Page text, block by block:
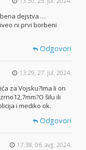
dejstva …
ni prvi borbeni
Odgovori
13:29, 27. jul. 2024.
za Vojsku?Ima li on
šilu ili
i mediko ok.
Odgovori
17:38, 06. avg. 2024.